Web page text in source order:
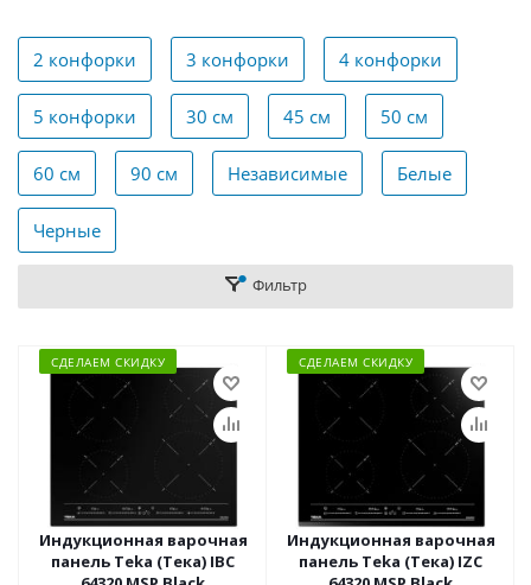
2 конфорки 3 конфорки 4 конфорки
5 конфорки 30 см 45 см 50 см
60 см 90 см Независимые Белые
Черные
Фильтр
СДЕЛАЕМ СКИДКУ
Индукционная варочная
панель Teka (Тека) IBC
СДЕЛАЕМ СКИДКУ
Индукционная варочная
панель Teka (Тека) IZC